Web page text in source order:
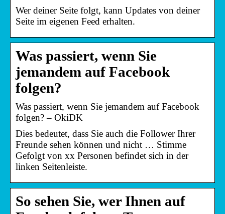
Wer deiner Seite folgt, kann Updates von deiner
Seite im eigenen Feed erhalten.
Was passiert, wenn Sie
jemandem auf Facebook
folgen?
Was passiert, wenn Sie jemandem auf Facebook
folgen? – OkiDK
Dies bedeutet, dass Sie auch die Follower Ihrer
Freunde sehen können und nicht … Stimme
Gefolgt von xx Personen befindet sich in der
linken Seitenleiste.
So sehen Sie, wer Ihnen auf